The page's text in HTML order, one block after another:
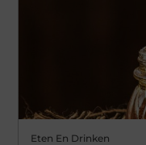
Eten En Drinken